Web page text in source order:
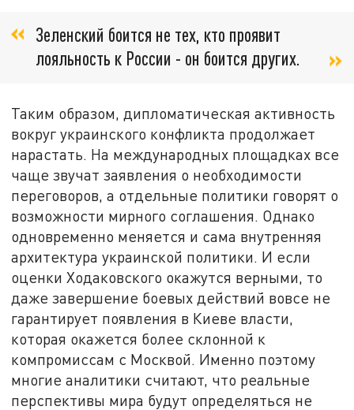
Зеленский боится не тех, кто проявит
лояльность к России - он боится других.
Таким образом, дипломатическая активность
вокруг украинского конфликта продолжает
нарастать. На международных площадках все
чаще звучат заявления о необходимости
переговоров, а отдельные политики говорят о
возможности мирного соглашения. Однако
одновременно меняется и сама внутренняя
архитектура украинской политики. И если
оценки Ходаковского окажутся верными, то
даже завершение боевых действий вовсе не
гарантирует появления в Киеве власти,
которая окажется более склонной к
компромиссам с Москвой. Именно поэтому
многие аналитики считают, что реальные
перспективы мира будут определяться не